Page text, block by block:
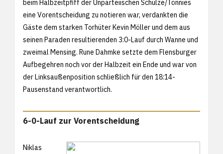
beim Halbzeitpfiff der Unparteiischen Schulze/Tönnies
eine Vorentscheidung zu notieren war, verdankten die
Gäste dem starken Torhüter Kevin Möller und dem aus
seinen Paraden resultierenden 3:0-Lauf durch Wanne und
zweimal Mensing. Rune Dahmke setzte dem Flensburger
Aufbegehren noch vor der Halbzeit ein Ende und war von
der Linksaußenposition schließlich für den 18:14-
Pausenstand verantwortlich.
6-0-Lauf zur Vorentscheidung
Niklas